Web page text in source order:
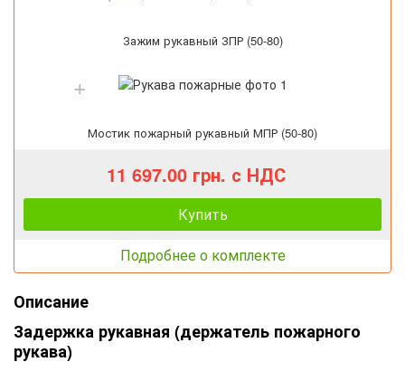
Зажим рукавный ЗПР (50-80)
Мостик пожарный рукавный МПР (50-80)
11 697.00 грн. с НДС
Купить
Подробнее о комплекте
Описание
Задержка рукавная (держатель пожарного
рукава)